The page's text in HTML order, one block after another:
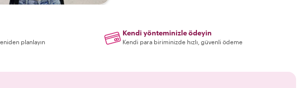
planlayın
Kendi yönteminizle ödeyin
Kendi para biriminizde hızlı, güvenli ödeme